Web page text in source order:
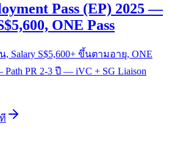
Pass (EP) 2025 —
ONE Pass
, Salary S$5,600+ ขึ้นตามอายุ, ONE
Path PR 2-3 ปี — iVC + SG Liaison